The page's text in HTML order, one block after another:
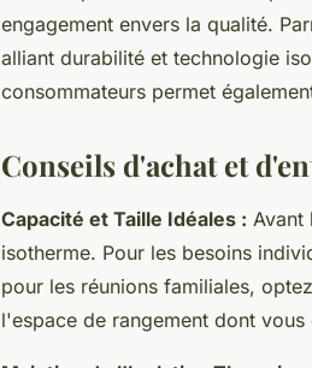
engagement envers la qualité.
alliant durabilité et technologie
consommateurs permet
Conseils d'achat et
Capacité et Taille Idéales :
isotherme. Pour les besoins
pour les réunions familiales,
l'espace de rangement dont